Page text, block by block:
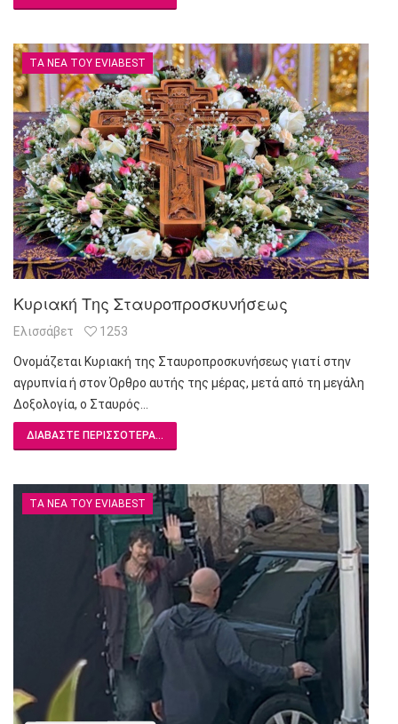
ΤΑ ΝΈΑ ΤΟΥ EVIABEST
Κυριακή Της Σταυροπροσκυνήσεως
Ελισσάβετ 1253
Ονομάζεται Κυριακή της Σταυροπροσκυνήσεως γιατί στην
αγρυπνία ή στον Όρθρο αυτής της μέρας, μετά από τη μεγάλη
Δοξολογία, ο Σταυρός…
ΔΙΑΒΆΣΤΕ ΠΕΡΙΣΣΌΤΕΡΑ...
ΤΑ ΝΈΑ ΤΟΥ EVIABEST